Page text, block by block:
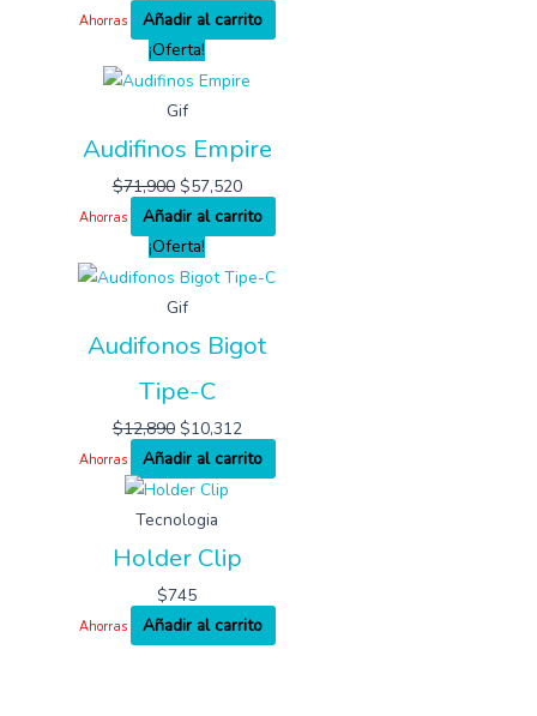
Ahorras
Añadir al carrito
¡Oferta!
Gif
Audifinos Empire
$71,900 $57,520
Ahorras
Añadir al carrito
¡Oferta!
Gif
Audifonos Bigot
Tipe-C
$12,890 $10,312
Ahorras Añadir al carrito
Tecnologia
Holder Clip
$745
Ahorras Añadir al carrito